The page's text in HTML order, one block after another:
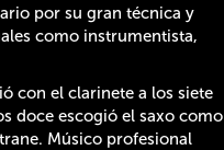
por su gran técnica y
como instrumentista,
con el clarinete a los siete
doce escogió el saxo como
Músico profesional